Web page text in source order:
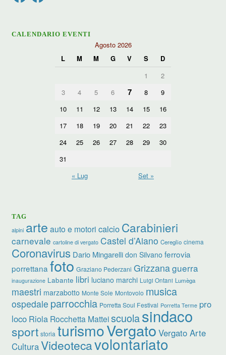
CALENDARIO EVENTI
Agosto 2026
L
M M G V S
D
1
2
3
4 5 6 7 8
9
10
11 12 13 14 15
16
17
18 19 20 21 22
23
24
25 26 27 28 29
30
31
« Lug
Set »
TAG
alpini arte auto e motori calcio Carabinieri
carnevale cartoline di vergato Castel d’Aiano Cereglio cinema
Coronavirus Dario Mingarelli don Silvano ferrovia
porrettana foto Graziano Pederzani Grizzanaguerra
inaugurazione Labante libri luciano marchi Luigi Ontani Lumèga
maestri marzabotto Monte Sole Montovolo musica
ospedale parrocchia Porretta Soul Festival Porretta Terme pro
loco Riola Rocchetta Matteiscuolasindaco
sport storia turismoVergato Vergato Arte
CulturaVideotecavolontariato